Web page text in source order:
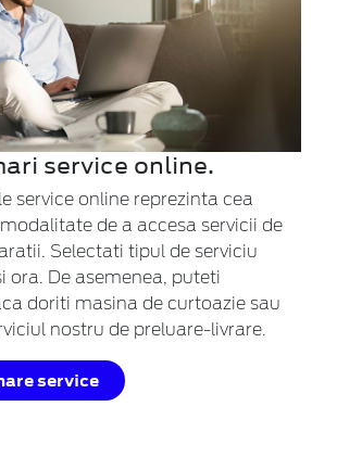
service online.
service online reprezinta cea
de a accesa servicii de
Selectati tipul de serviciu
ora. De asemenea, puteti
doriti masina de curtoazie sau
nostru de preluare-livrare.
service